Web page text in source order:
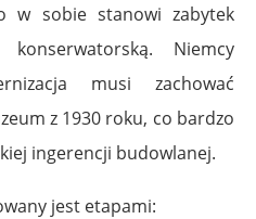
w sobie stanowi zabytek
Niemcy
musi zachować
z 1930 roku, co bardzo
ingerencji budowlanej.
jest etapami: